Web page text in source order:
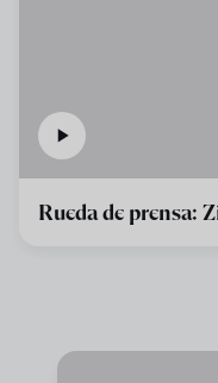
Rueda de prensa: